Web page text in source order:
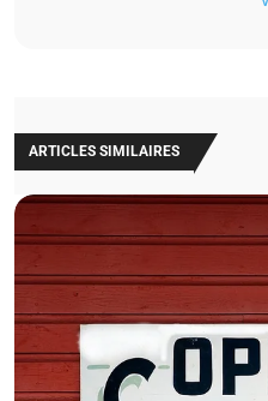
ARTICLES SIMILAIRES